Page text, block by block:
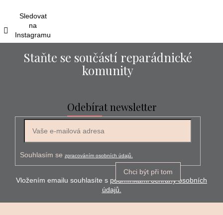
Sledovat
na
Instagramu
Staňte se součástí reparádnické
komunity
Odebírat newsletter
Souhlasím se zpracováním osobních údajů.
Chci být při tom
Vložením emailu souhlasíte s podmínkami ochrany osobních
údajů.